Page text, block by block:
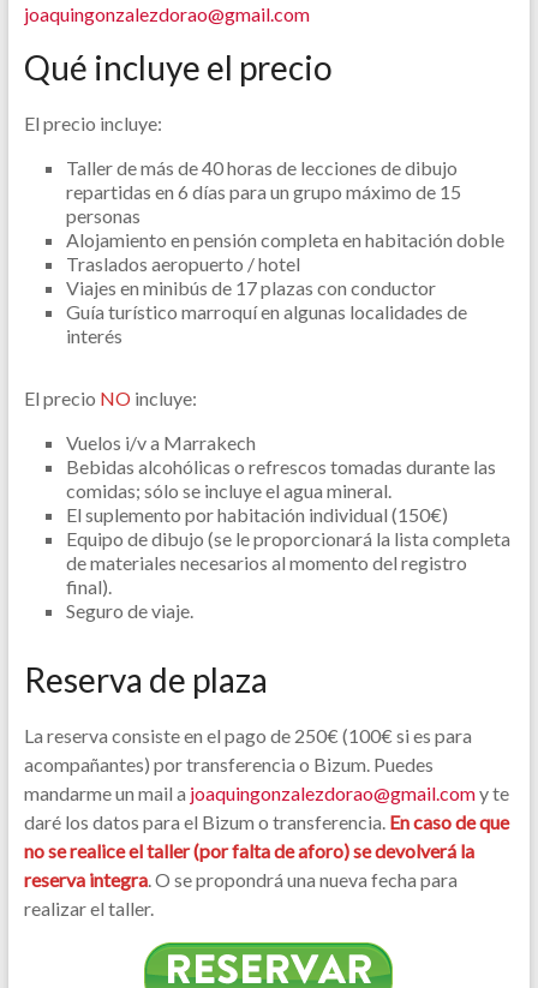
joaquingonzalezdorao@gmail.com
Qué incluye el precio
El precio incluye:
Taller de más de 40 horas de lecciones de dibujo
repartidas en 6 días para un grupo máximo de 15
personas
Alojamiento en pensión completa en habitación doble
Traslados aeropuerto / hotel
Viajes en minibús de 17 plazas con conductor
Guía turístico marroquí en algunas localidades de
interés
El precio NOincluye:
Vuelos i/v a Marrakech
Bebidas alcohólicas o refrescos tomadas durante las
comidas; sólo se incluye el agua mineral.
El suplemento por habitación individual (150€)
Equipo de dibujo (se le proporcionará la lista completa
de materiales necesarios al momento del registro
final).
Seguro de viaje.
Reserva de plaza
La reserva consiste en el pago de 250€ (100€ si es para
acompañantes) por transferencia o Bizum. Puedes
mandarme un mail a joaquingonzalezdorao@gmail.comy te
daré los datos para el Bizum o transferencia. En caso de que
no se realice el taller (por falta de aforo) se devolverá la
reserva integra. O se propondrá una nueva fecha para
realizar el taller.